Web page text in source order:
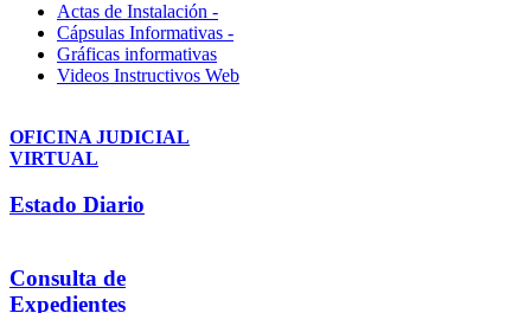
Actas de Instalación -
Cápsulas Informativas -
Gráficas informativas
Videos Instructivos Web
OFICINA JUDICIAL
VIRTUAL
Estado Diario
Consulta de
Expedientes